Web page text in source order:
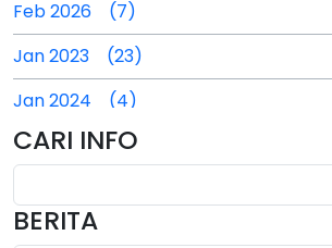
Feb 2026 (7)
Jan 2023 (23)
Jan 2024 (4)
Jan 2025 (4)
Jul 2025 (3)
CARI INFO
BERITA